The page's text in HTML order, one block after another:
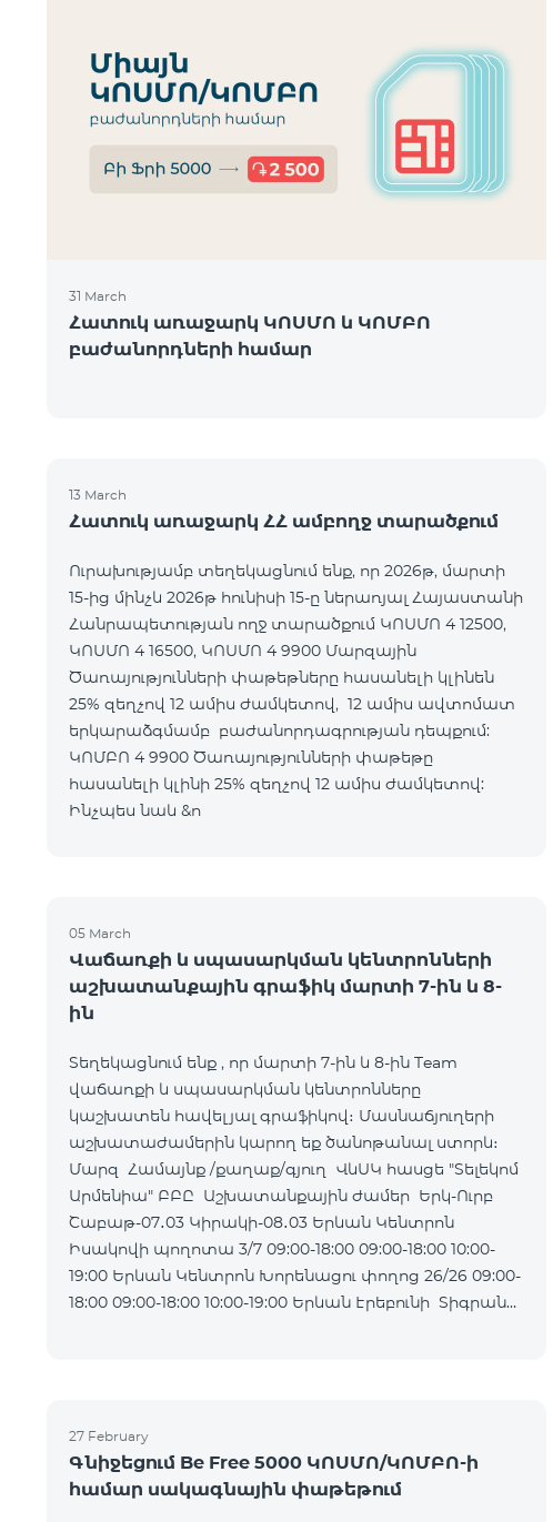
31 March
Հատուկ առաջարկ ԿՈՍՄՈ և ԿՈՄԲՈ
բաժանորդների համար
13 March
Հատուկ առաջարկ ՀՀ ամբողջ տարածքում
Ուրախությամբ տեղեկացնում ենք, որ 2026թ, մարտի
15-ից մինչև 2026թ հունիսի 15-ը ներառյալ Հայաստանի
Հանրապետության ողջ տարածքում ԿՈՍՄՈ 4 12500,
ԿՈՍՄՈ 4 16500, ԿՈՍՄՈ 4 9900 Մարզային
Ծառայությունների փաթեթները հասանելի կլինեն
25% զեղչով 12 ամիս ժամկետով, 12 ամիս ավտոմատ
երկարաձգմամբ բաժանորդագրության դեպքում:
ԿՈՄԲՈ 4 9900 Ծառայությունների փաթեթը
հասանելի կլինի 25% զեղչով 12 ամիս ժամկետով:
Ինչպես նաև &n
05 March
Վաճառքի և սպասարկման կենտրոնների
աշխատանքային գրաֆիկ մարտի 7-ին և 8-
ին
Տեղեկացնում ենք , որ մարտի 7-ին և 8-ին Team
վաճառքի և սպասարկման կենտրոնները
կաշխատեն հավելյալ գրաֆիկով։ Մասնաճյուղերի
աշխատաժամերին կարող եք ծանոթանալ ստորև։
Մարզ Համայնք /քաղաք/գյուղ ՎևՍԿ հասցե "Տելեկոմ
Արմենիա" ԲԲԸ Աշխատանքային ժամեր Երկ-Ուրբ
Շաբաթ-07․03 Կիրակի-08․03 Երևան Կենտրոն
Իսակովի պողոտա 3/7 09:00-18:00 09:00-18:00 10:00-
19:00 Երևան Կենտրոն Խորենացու փողոց 26/26 09:00-
18:00 09:00-18:00 10:00-19:00 Երևան Էրեբունի Տիգրան
27 February
Գնիջեցում Be Free 5000 ԿՈՍՄՈ/ԿՈՄԲՈ-ի
համար սակագնային փաթեթում